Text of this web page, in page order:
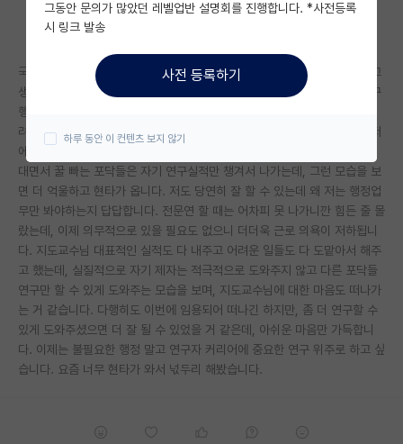
미국 유학 게시판
미국 대학원 합격 후기 게시판
대학원생 모집 게시판
연구실(PI) 홍보 게시판
석박사 채용 정보 게시판
임용 정보 게시판
학부 인턴 게시판
취업 게시판
임용 후기 게시판
PI 전용 게시판
국내 랩에서 석박사포닥까지 하면서 전문연을 하였습니다. 연구도 잘한다고
생각하고 실적도 객관적으로 괜찮은데 저에게는 요구되는 업무가 주로 연구
행정이다보니 현타가 옵니다. 사실 연구실에서 오래 있으면서 큰 과제나 어
려운 과제 등을 맡다보니 행정 만랩이 되어서인지 항상 모든 행정 잡무가 저
에게 쏟아집니다. 같은 포닥이더라도 타 연구실에서 온 사람이나 각종 핑계
대면서 꿀 빠는 포닥들은 자기 연구실적만 챙겨서 나가는데, 그런 모습을 보
면 더 억울하고 현타가 옵니다. 저도 당연히 잘 할 수 있는데 왜 저는 행정업
무만 봐야하는지 답답합니다. 전문연 할 때는 어차피 못 나가니깐 힘든 줄 몰
랐는데, 이제 의무적으로 있을 필요도 없으니 더더욱 근로 의욕이 저하됩니
다. 지도교수님 대표적인 실적도 다 내주고 어려운 일들도 다 도맡아서 해주
고 했는데, 실질적으로 자기 제자는 적극적으로 도와주지 않고 다른 포닥들
연구만 할 수 있게 도와주는 모습을 보며, 지도교수님에 대한 마음도 떠나가
는 거 같습니다. 다행히도 이번에 임용되어 떠나긴 하지만, 좀 더 연구할 수
있게 도와주셨으면 더 잘 될 수 있었을 거 같은데, 아쉬운 마음만 가득합니
다. 이제는 불필요한 행정 말고 연구자 커리어에 중요한 연구 위주로 하고 싶
습니다. 요즘 너무 현타가 와서 넋두리 해봤습니다.
그동안 문의가 많았던 레벨업반 설명회를 진행합니다. *사전등록
시 링크 발송
사전 등록하기
하루 동안 이 컨텐츠 보지 않기